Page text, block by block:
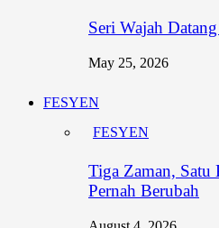
Seri Wajah
May 25, 2026
FESYEN
FESYEN
Tiga Zaman, Satu
Pernah Berubah